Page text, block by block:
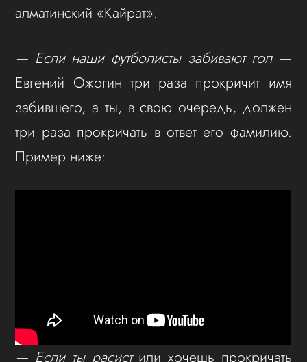
алматинский «Кайрат».
— Если наши футболисты забивают гол—
Евгений Ожогин три раза прокричит имя
забившего, а ты, в свою очередь, должен
три раза прокричать в ответ его фамилию.
Пример ниже:
— Если ты расистили хочешь прокричать